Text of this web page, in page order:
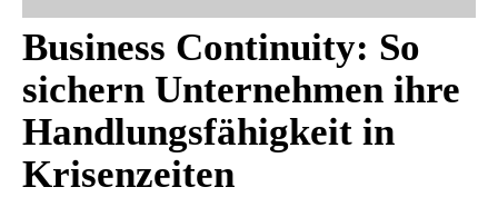
Business Continuity: So
sichern Unternehmen ihre
Handlungsfähigkeit in
Krisenzeiten